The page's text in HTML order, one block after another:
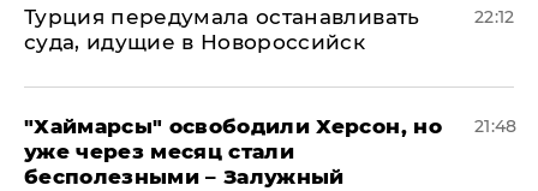
Турция передумала останавливать
суда, идущие в Новороссийск
22:12
"Хаймарсы" освободили Херсон, но
уже через месяц стали
бесполезными – Залужный
21:48